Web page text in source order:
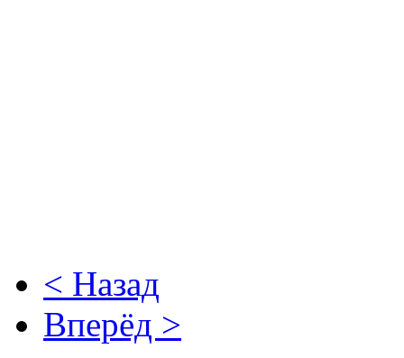
< Назад
Вперёд >